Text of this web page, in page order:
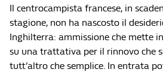
Il centrocampista francese, in
stagione, non ha nascosto il
Inghilterra: ammissione che mette
su una trattativa per il rinnovo che
tutt’altro che semplice. In entrata